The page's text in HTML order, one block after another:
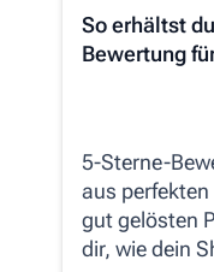
So erhältst
Bewertung
5-Sterne-
aus
gut gelösten
dir, wie dein